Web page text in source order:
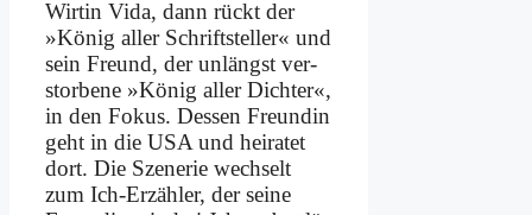
Wirtin Vi­da, dann rückt der
»Kö­nig al­ler Schrift­stel­ler« und
sein Freund, der un­längst ver­
stor­be­ne »Kö­nig al­ler Dich­ter«,
in den Fo­kus. Des­sen Freun­din
geht in die USA und hei­ra­tet
dort. Die Sze­ne­rie wech­selt
zum Ich-Er­zäh­ler, der sei­ne